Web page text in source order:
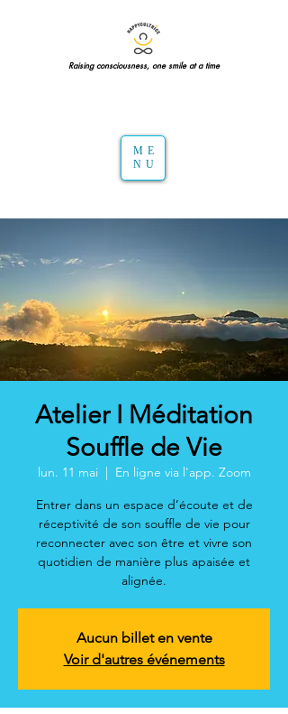
Raising consciousness, one smile at a time
ME
NU
Atelier I Méditation
Souffle de Vie
lun. 11 mai
  |
En ligne via l'app. Zoom
Entrer dans un espace d’écoute et de
réceptivité de son souffle de vie pour
reconnecter avec son être et vivre son
quotidien de manière plus apaisée et
alignée.
Aucun billet en vente
Voir d'autres événements